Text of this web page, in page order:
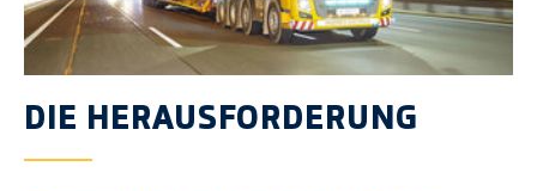
DIE HERAUSFORDERUNG